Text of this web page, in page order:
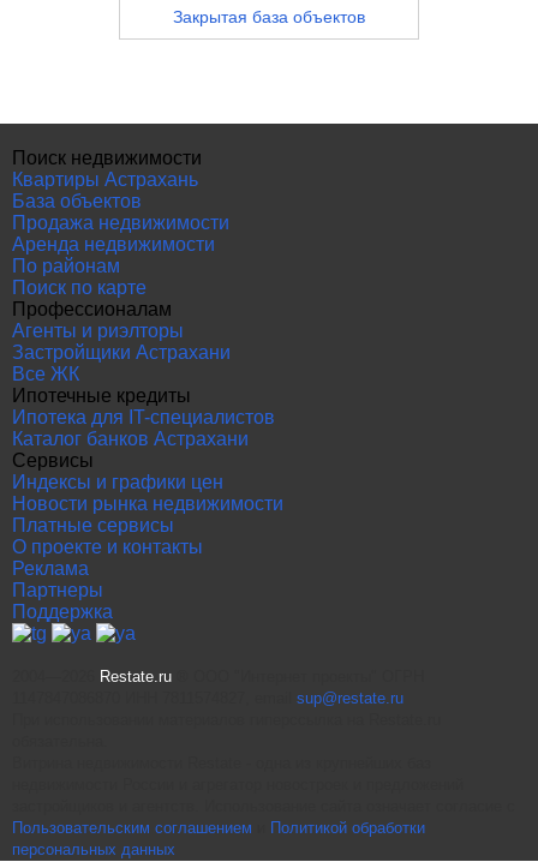
Закрытая база объектов
Поиск недвижимости
Квартиры Астрахань
База объектов
Продажа недвижимости
Аренда недвижимости
По районам
Поиск по карте
Профессионалам
Агенты и риэлторы
Застройщики Астрахани
Все ЖК
Ипотечные кредиты
Ипотека для IT-специалистов
Каталог банков Астрахани
Сервисы
Индексы и графики цен
Новости рынка недвижимости
Платные сервисы
О проекте и контакты
Реклама
Партнеры
Поддержка
Restate.ru
sup@restate.ru
Пользовательским соглашением
Политикой обработки
персональных данных